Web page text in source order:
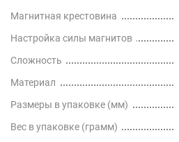
Магнитная крестовина
Настройка силы магнитов
Сложность
Материал
Размеры в упаковке (мм)
Вес в упаковке (грамм)